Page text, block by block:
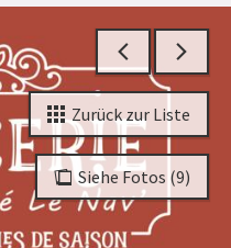
Siehe Fotos (9)
Zurück zur Liste